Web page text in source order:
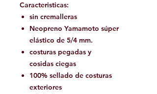
Caracteristicas:
sin cremalleras
Neopreno Yamamoto súper
elástico de 5/4 mm.
costuras pegadas y
cosidas ciegas
100% sellado de costuras
exteriores